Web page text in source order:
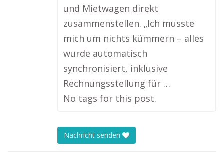
und Mietwagen direkt
zusammenstellen. „Ich musste
mich um nichts kümmern – alles
wurde automatisch
synchronisiert, inklusive
Rechnungsstellung für …
No tags for this post.
Nachricht senden